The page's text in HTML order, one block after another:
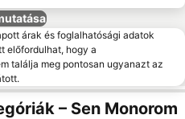
árak és foglalhatósági adatok
előfordulhat, hogy a
találja meg pontosan ugyanazt az
– Sen Monorom